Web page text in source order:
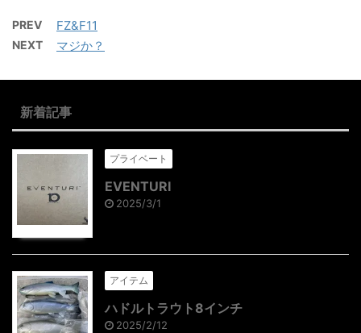
PREV FZ&F11
NEXT マジか？
新着記事
プライベート
EVENTURI
2025/3/1
アイテム
ハドルトラウト8インチ
2025/2/12